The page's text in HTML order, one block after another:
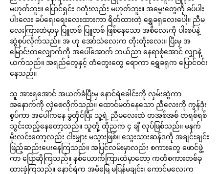
မဟုတ်ဘူး။ ပြောင်ရှင်း ဂတုံးလည်း မဟုတ်ဘူး။ အမွှေးတွေကို ခပ်ပါး
ပါးလေး ခပ်ရေးရေးလေးထားကာ ရိတ်ထားတဲ့ ရွှေခရုလေးပေါ့။ ညီမ
လေးကြားထဲမှာမှ ပြူတစ် ပြူတစ် ဖြစ်နေသော အစိလေးကို ပါးစပ်နဲ့
ဆွဲစုပ်လိုက်သည်။ အ ဟု အော်သံလေးက တိုးတိုးလေး။ ပြီးမှ အ
မြောင်းတလျှောက်ကို အပေါ်အောက် ဘယ်ညာ နေရာစုံအောင် လျှာနဲ့
ယက်သည်။ အရည်တွေနှင့် တံတွေးတွေ ရောကာ ရွှေခရုက ပြောင်ဝင်း
နေသည်။
သူ အားရအောင် အယက်ခံပြီးမှ နောင်ရဲခေါင်းကို လှမ်းဆွဲကာ
အနောက်ကို လှဲစေလိုက်သည်။ ထောင်မတ်နေသော ညီလေးကို ကွန်ဒုံး
စွပ်ကာ အပေါ်ကနေ ခွထိုင်ပြီး သူ့ရဲ့ ညီမလေးထဲ တအစ်အစ် တရစ်ရစ်
သွင်းထည့်နေတော့သည်။ သူတို့ ထိုညက ၄ ချီ လုပ်ဖြစ်သည်။ မနက်
မိုးလင်းတော့လည်း ငါးမျှား မသွားဖြစ်။ သွေးသားဆန်ဒကို အချင်းချင်း
ဖြည့်ဆည်းပေးနေကြသည်။ အပြင်လမ်းမှာလည်း စကားတွေ ဖောင်ဖွဲ့
ကာ ပြောဆိုကြသည်။ နှစ်ယောက်ကြားထဲမှာတော့ ကတိစကားတစ်ခု
ထားခဲ့ကြသည်။ နောင်ရဲက အမိမြေ မပြန်မချင်း၊ ကောင်မလေးက